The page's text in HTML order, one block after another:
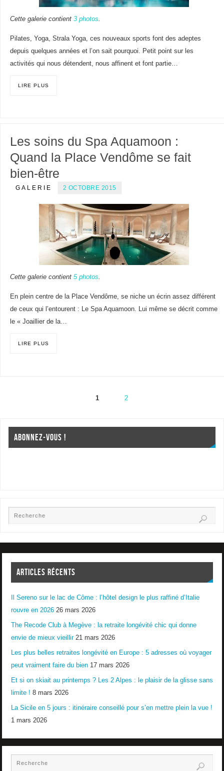
Cette galerie contient 3 photos
Pilates, Yoga, Strala Yoga, ces nouveaux sports font des adeptes
depuis quelques années et l’on sait pourquoi. Petit point sur les
activités qui nous détendent, nous affinent et font partie…
LIRE PLUS
Les soins du Spa Aquamoon :
Quand la Place Vendôme se fait
bien-être
GALERIE 2 OCTOBRE 2015
Cette galerie contient 5 photos.
En plein centre de la Place Vendôme, se niche un écrin assez différent
de ceux qui l’entourent : Le Spa Aquamoon. Lui même se décrit comme
le « Joaillier de la…
LIRE PLUS
1 2
ABONNEZ-VOUS !
ARTICLES RÉCENTS
Il Sereno sur le lac de Côme : l’hôtel design le plus raffiné d’Italie
rouvre en 2026 26 mars 2026
The Recode Club à Megève : la retraite longévité chic qui donne
envie de mieux vieillir 21 mars 2026
Les plus belles retraites longévité en Europe : 5 adresses où voyager
peut vraiment faire du bien 17 mars 2026
Et si on skiait au printemps ? Les 2 Alpes : le plaisir de la glisse sans
limite ! 8 mars 2026
La Sicile en 5 jours : itinéraire conseillé pour s’en mettre plein la vue !
1 mars 2026